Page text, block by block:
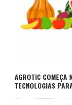
AGROTIC COMEÇA
TECNOLOGIAS